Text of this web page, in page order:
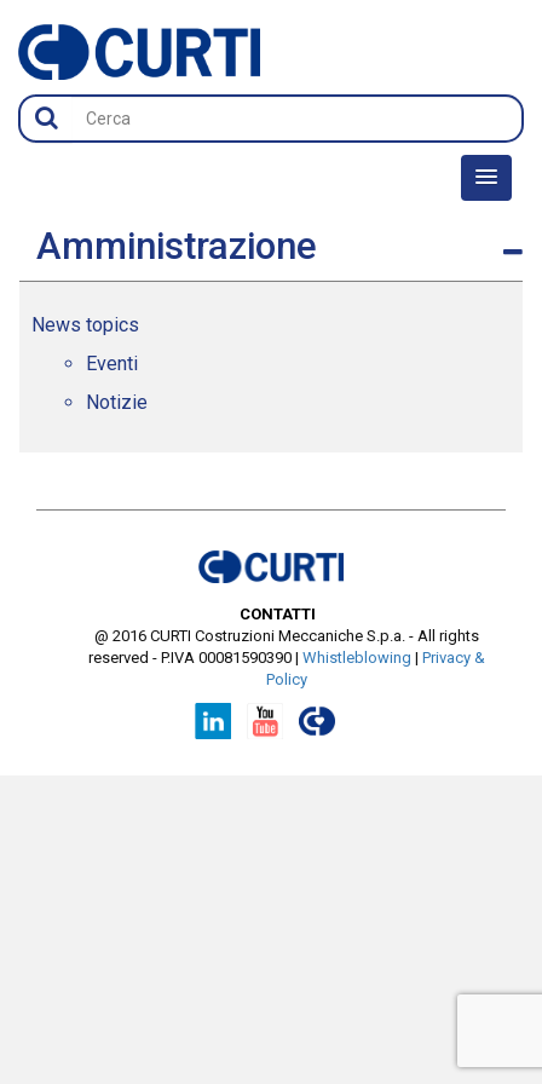
Amministrazione
News topics
Eventi
Notizie
CONTATTI
@ 2016 CURTI Costruzioni Meccaniche S.p.a. - All rights
reserved - P.IVA 00081590390 | Whistleblowing | Privacy &
Policy